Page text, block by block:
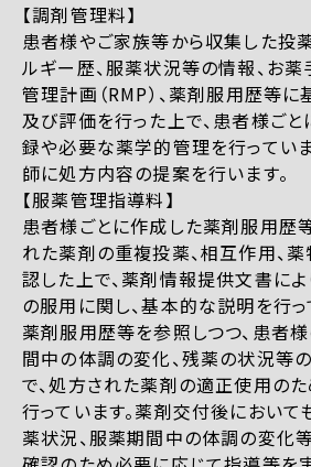
【調剤管理料】
患者様やご家族等から収集した投
ルギー歴、服薬状況等の情報、お薬
管理計画（RMP）、薬剤服用歴等に
及び評価を行った上で、患者様ご
録や必要な薬学的管理を行ってい
師に処方内容の提案を行います。
【服薬管理指導料】
患者様ごとに作成した薬剤服用歴
れた薬剤の重複投薬、相互作用、
認した上で、薬剤情報提供文書に
の服用に関し、基本的な説明を行っ
薬剤服用歴等を参照しつつ、患者
間中の体調の変化、残薬の状況等
で、処方された薬剤の適正使用の
行っています。薬剤交付後において
薬状況、服薬期間中の体調の変化